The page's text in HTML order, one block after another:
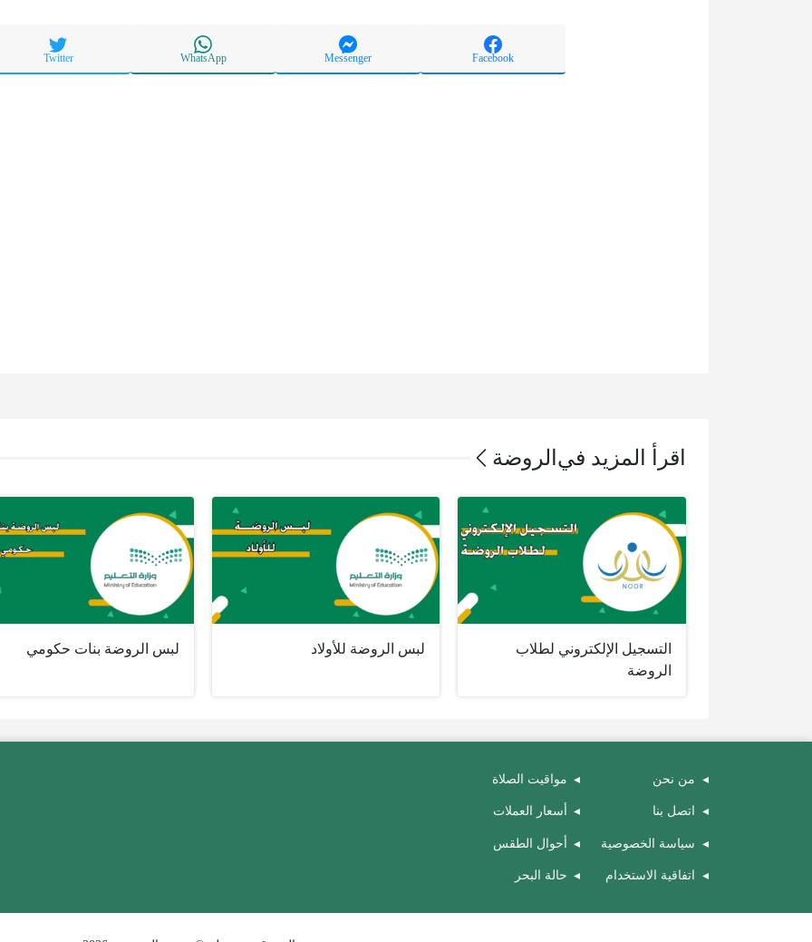
Facebook
Messenger
WhatsApp
Twitter
اقرأ المزيد في الروضة
التسجيل الإلكتروني لطلاب
الروضة
لبس الروضة للأولاد لبس الروضة بنات حكومي
من نحن
اتصل بنا
سياسة الخصوصية
اتفاقية الاستخدام
مواقيت الصلاة
أسعار العملات
أحوال الطقس
حالة البحر